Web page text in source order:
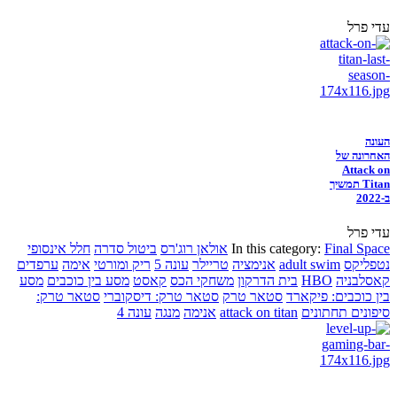
עדי פרל
העונה
האחרונה של
Attack on
Titan תמשיך
ב-2022
עדי פרל
In this category: Final Space אולאן רוג'רס ביטול סדרה חלל אינסופי
נטפליקס adult swim אנימציה טריילר עונה 5 ריק ומורטי אימה ערפדים
קאסלבניה HBO בית הדרקון משחקי הכס קאסט מסע בין כוכבים מסע
בין כוכבים: פיקארד סטאר טרק סטאר טרק: דיסקוברי סטאר טרק:
סיפונים תחתונים attack on titan אנימה מנגה עונה 4